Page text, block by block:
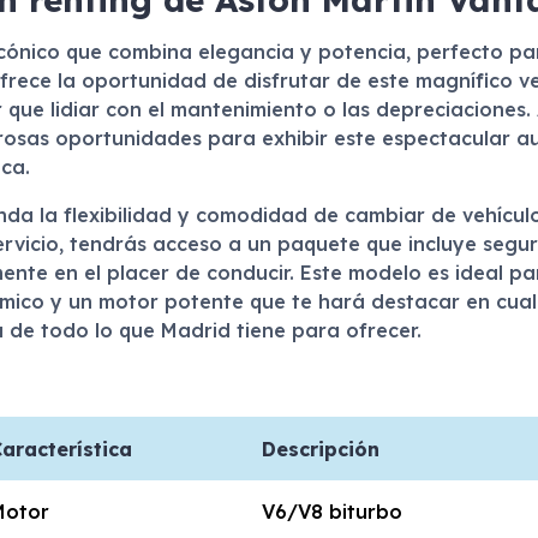
que combina elegancia y potencia, perfecto
la oportunidad de disfrutar de este magnífico
lidiar con el mantenimiento o las
oportunidades para exhibir este espectacular
la flexibilidad y comodidad de cambiar de
tendrás acceso a un paquete que incluye
en el placer de conducir. Este modelo es ideal
y un motor potente que te hará destacar en
todo lo que Madrid tiene para ofrecer.
Descripción
V6/V8 biturbo